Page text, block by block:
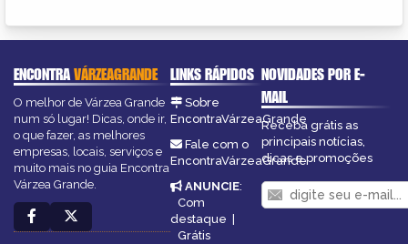
ENCONTRAVÁRZEAGRANDE
O melhor de Várzea Grande
num só lugar! Dicas, onde ir,
o que fazer, as melhores
empresas, locais, serviços e
muito mais no guia Encontra
Várzea Grande.
LINKS RÁPIDOS
Sobre
EncontraVárzeaGrande
Fale com o
EncontraVárzeaGrande
ANUNCIE:
Com
destaque |
Grátis
NOVIDADES POR E-
MAIL
Receba grátis as
principais notícias,
dicas e promoções